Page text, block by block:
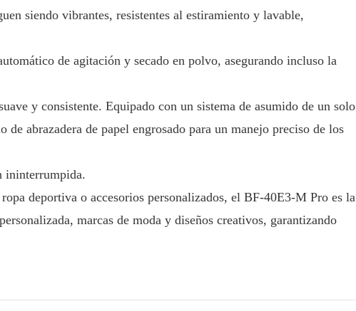
siendo vibrantes, resistentes al estiramiento y lavable,
de agitación y secado en polvo, asegurando incluso la
y consistente. Equipado con un sistema de asumido de un solo
abrazadera de papel engrosado para un manejo preciso de los
ininterrumpida.
deportiva o accesorios personalizados, el BF-40E3-M Pro es la
marcas de moda y diseños creativos, garantizando